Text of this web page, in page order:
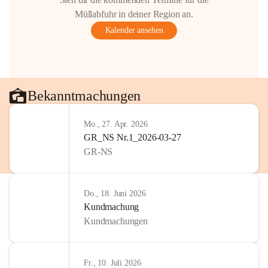
Müllabfuhr in deiner Region an.
Kalender ansehen
Bekanntmachungen
Mo., 27. Apr. 2026
GR_NS Nr.1_2026-03-27
GR-NS
Do., 18. Juni 2026
Kundmachung
Kundmachungen
Fr., 10. Juli 2026